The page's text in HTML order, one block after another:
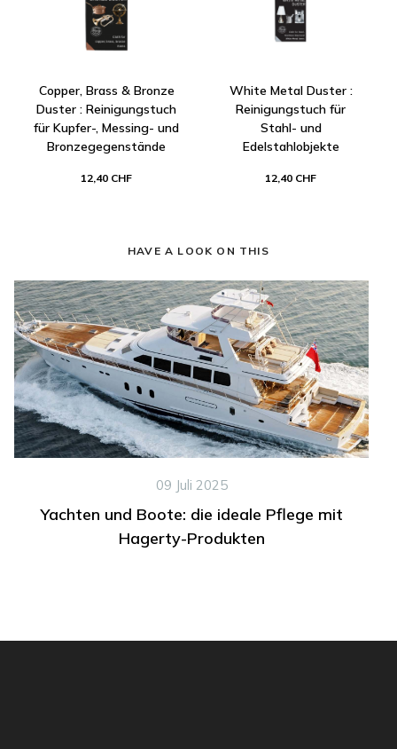
Copper, Brass & Bronze
Duster : Reinigungstuch
für Kupfer-, Messing- und
Bronzegegenstände
12,40 CHF
White Metal Duster :
Reinigungstuch für
Stahl- und
Edelstahlobjekte
12,40 CHF
HAVE A LOOK ON THIS
09 Juli 2025
Yachten und Boote: die ideale Pflege mit
Hagerty-Produkten